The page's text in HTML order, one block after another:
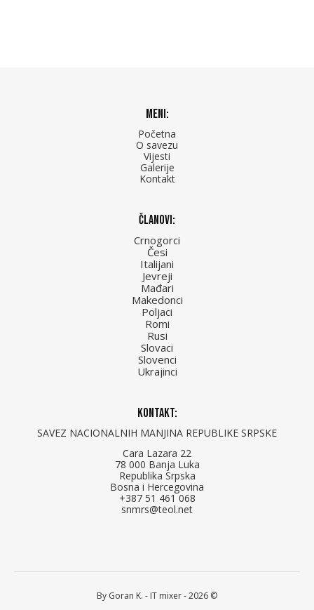
Meni:
Početna
O savezu
Vijesti
Galerije
Kontakt
Članovi:
Crnogorci
Česi
Italijani
Jevreji
Mađari
Makedonci
Poljaci
Romi
Rusi
Slovaci
Slovenci
Ukrajinci
Kontakt:
SAVEZ NACIONALNIH MANJINA REPUBLIKE SRPSKE
Cara Lazara 22
78 000 Banja Luka
Republika Srpska
Bosna i Hercegovina
+387 51 461 068
snmrs@teol.net
By Goran K. - IT mixer- 2026 ©